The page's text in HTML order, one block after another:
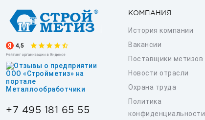
+7 495 181 65 55
КОМПАНИЯ
История компании
Вакансии
Поставщики метизов
Новости отрасли
Охрана труда
Политика
конфиденциальности